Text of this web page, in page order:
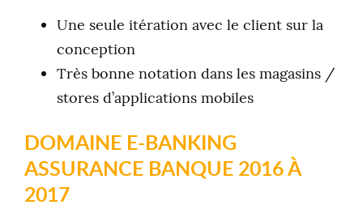
Une seule itération avec le client sur la
conception
Très bonne notation dans les magasins /
stores d’applications mobiles
DOMAINE E-BANKING
ASSURANCE BANQUE 2016 À
2017